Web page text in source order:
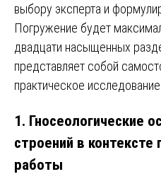
выбору эксперта и
Погружение будет
двадцати насыщенных
представляет собой
практическое
1. Гносеологические
строений в контексте
работы